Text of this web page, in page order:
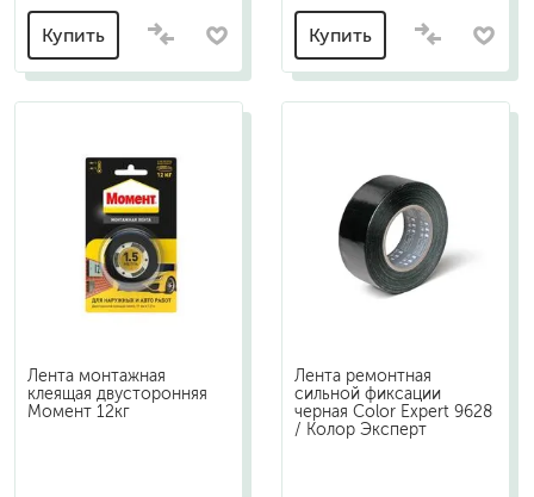
Купить Купить
Лента монтажная
клеящая двусторонняя
Момент 12кг
Лента ремонтная
сильной фиксации
черная Color Expert 9628
/ Колор Эксперт